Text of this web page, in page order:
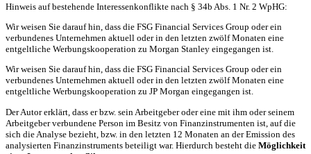
Hinweis auf bestehende Interessenkonflikte nach § 34b Abs. 1 Nr. 2 WpHG:
Wir weisen Sie darauf hin, dass die FSG Financial Services Group oder ein
verbundenes Unternehmen aktuell oder in den letzten zwölf Monaten eine
entgeltliche Werbungskooperation zu Morgan Stanley eingegangen ist.
Wir weisen Sie darauf hin, dass die FSG Financial Services Group oder ein
verbundenes Unternehmen aktuell oder in den letzten zwölf Monaten eine
entgeltliche Werbungskooperation zu JP Morgan eingegangen ist.
Der Autor erklärt, dass er bzw. sein Arbeitgeber oder eine mit ihm oder seinem
Arbeitgeber verbundene Person im Besitz von Finanzinstrumenten ist, auf die
sich die Analyse bezieht, bzw. in den letzten 12 Monaten an der Emission des
analysierten Finanzinstruments beteiligt war. Hierdurch besteht die Möglichkeit